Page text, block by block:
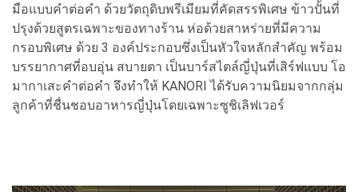
มือแบบคำต่อคำ ด้วยวัตถุดิบพรีเมียมที่คัดสรรพิเศษ ข้าวปั้นที่
ปรุงด้วยสูตรเฉพาะของทางร้าน ห่อด้วยสาหร่ายที่มีความ
กรอบพิเศษ ด้วย 3 องค์ประกอบซึ่งเป็นหัวใจหลักสำคัญ พร้อม
บรรยากาศที่อบอุ่น สบายตา เป็นบาร์สไตล์ญี่ปุ่นที่เสิร์ฟแบบ โอ
มากาเสะคำต่อคำ จึงทำให้ KANORI ได้รับความนิยมจากกลุ่ม
ลูกค้าที่ชื่นชอบอาหารญี่ปุ่นโดยเฉพาะซูชิเลิฟเวอร์